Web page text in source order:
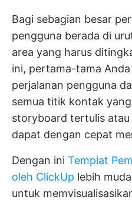
Bagi sebagian besar
pengguna berada di
area yang harus
ini, pertama-tama
perjalanan pengguna
semua titik kontak
storyboard tertulis atau
dapat dengan cepat
Dengan ini Templat
oleh ClickUp lebih
untuk